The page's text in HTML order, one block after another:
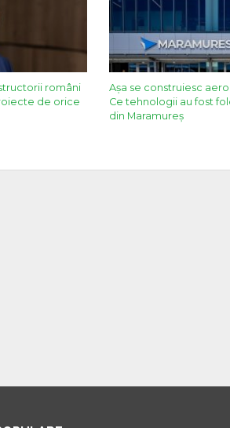
români
de orice
Așa se construiesc
Ce tehnologii au fost
din Maramureș